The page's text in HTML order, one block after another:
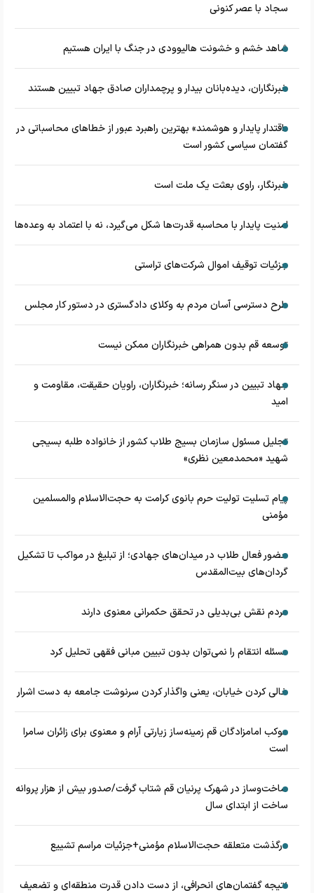
سجاد با عصر کنونی
شاهد خشم و خشونت هالیوودی در جنگ با ایران هستیم
خبرنگاران، دیده‌بانان بیدار و پرچمداران صادق جهاد تبیین هستند
«اقتدار پایدار و هوشمند» بهترین راهبرد عبور از خطاهای محاسباتی در
گفتمان سیاسی کشور است
خبرنگار، راوی بعثت یک ملت است
امنیت پایدار با محاسبه قدرت‌ها شکل می‌گیرد، نه با اعتماد به وعده‌ها
جزئیات توقیف اموال شرکت‌های تراستی
طرح دسترسی آسان مردم به وکلای دادگستری در دستور کار مجلس
توسعه قم بدون همراهی خبرنگاران ممکن نیست
جهاد تبیین در سنگر رسانه؛ خبرنگاران، راویان حقیقت، مقاومت و
امید
تجلیل مسئول سازمان بسیج طلاب کشور از خانواده طلبه بسیجی
شهید «محمدمعین نظری»
پیام تسلیت تولیت حرم بانوی کرامت به حجت‌الاسلام‌ و‌المسلمین
مؤمنی
حضور فعال طلاب در میدان‌های جهادی؛ از تبلیغ در مواکب تا تشکیل
گردان‌های بیت‌المقدس
مردم نقش بی‌بدیلی در تحقق حکمرانی معنوی دارند
مسئله انتقام را نمی‌توان بدون تبیین مبانی فقهی تحلیل کرد
خالی کردن خیابان، یعنی واگذار کردن سرنوشت جامعه به دست اشرار
موکب امامزادگان قم زمینه‌ساز زیارتی آرام و معنوی برای زائران سامرا
است
ساخت‌وساز در شهرک پرنیان قم شتاب گرفت/صدور بیش از هزار پروانه
ساخت از ابتدای سال
درگذشت متعلقه حجت‌الاسلام مؤمنی+جزئیات مراسم تشییع
نتیجه گفتمان‌های انحرافی، از دست دادن قدرت منطقه‌ای و تضعیف